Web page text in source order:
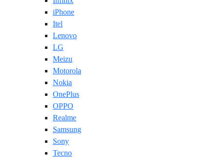
iPhone
Itel
Lenovo
LG
Meizu
Motorola
Nokia
OnePlus
OPPO
Realme
Samsung
Sony
Tecno